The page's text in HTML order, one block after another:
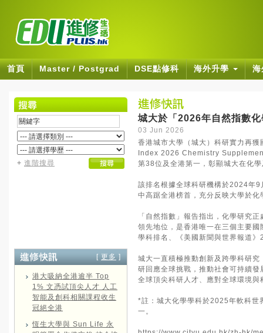
首頁 Master / Postgrad DSE點修科 海外升學
+ 進階搜尋
[ 更多 ]
港大吸納全港逾半 Top
1% 文憑試頂尖人才 人工
智能及創科相關課程收生
冠絕全港
恆生大學與 Sun Life 永
城大於「2026年自然指數
03 Jun 2026
香港城市大學（城大）科研實力再
Index 2026 Chemistry
第38位及全港第一，彰顯城大在化
該排名根據全球科研機構於2024年
中高踞全港榜首，充分反映大學於
「自然指數」報告指出，化學研究
領先地位，是香港唯一在三個主要
學科排名、《美國新聞與世界報道
城大一直積極推動創新及跨學科研
研回應全球挑戰，推動社會可持續
全球頂尖科研人才、應對全球環境
*註：城大化學學科於2025年軟科世
一。